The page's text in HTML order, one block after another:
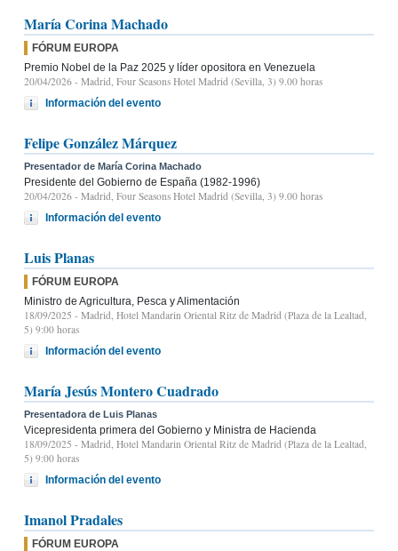
María Corina Machado
FÓRUM EUROPA
Premio Nobel de la Paz 2025 y líder opositora en Venezuela
20/04/2026 - Madrid, Four Seasons Hotel Madrid (Sevilla, 3) 9.00 horas
Información del evento
Felipe González Márquez
Presentador de María Corina Machado
Presidente del Gobierno de España (1982-1996)
20/04/2026 - Madrid, Four Seasons Hotel Madrid (Sevilla, 3) 9.00 horas
Información del evento
Luis Planas
FÓRUM EUROPA
Ministro de Agricultura, Pesca y Alimentación
18/09/2025 - Madrid, Hotel Mandarin Oriental Ritz de Madrid (Plaza de la Lealtad,
5) 9:00 horas
Información del evento
María Jesús Montero Cuadrado
Presentadora de Luis Planas
Vicepresidenta primera del Gobierno y Ministra de Hacienda
18/09/2025 - Madrid, Hotel Mandarin Oriental Ritz de Madrid (Plaza de la Lealtad,
5) 9:00 horas
Información del evento
Imanol Pradales
FÓRUM EUROPA